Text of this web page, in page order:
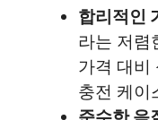
합리적인
라는 저렴
가격 대비
충전 케이